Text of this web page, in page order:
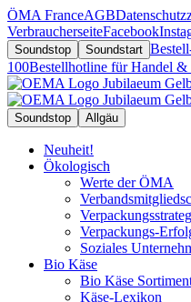
ÖMA FranceAGBDatenschutz
VerbraucherseiteFacebook
Soundstop Soundstart
100Bestellhotline für Handel &
Soundstop Allgäu
Neuheit!
Ökologisch
Werte der ÖMA
Verpackungs-
Soziales
Bio Käse
Bio Käse
Käse-Lexikon